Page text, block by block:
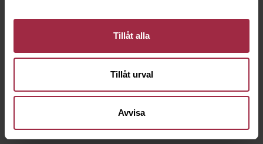
Tillåt alla
Tillåt urval
Avvisa